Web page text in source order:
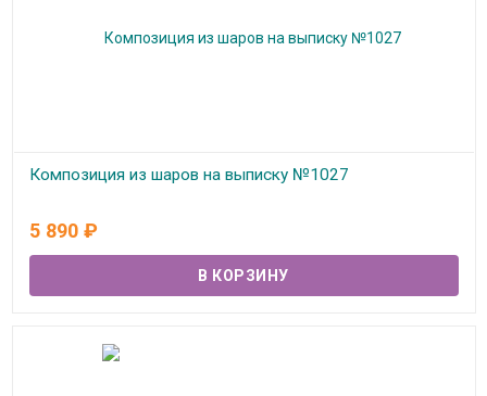
Композиция из шаров на выписку №1027
5 890 ₽